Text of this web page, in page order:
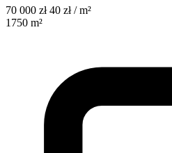
70 000 zł 40 zł / m²
1750 m²